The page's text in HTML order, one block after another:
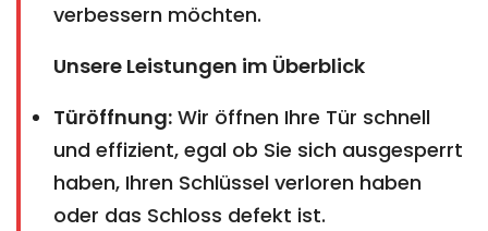
verbessern möchten.
Unsere Leistungen im Überblick
Türöffnung: Wir öffnen Ihre Tür schnell
und effizient, egal ob Sie sich ausgesperrt
haben, Ihren Schlüssel verloren haben
oder das Schloss defekt ist.